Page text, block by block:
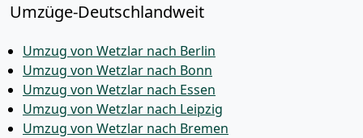
Umzüge-Deutschlandweit
Umzug von Wetzlar nach Berlin
Umzug von Wetzlar nach Bonn
Umzug von Wetzlar nach Essen
Umzug von Wetzlar nach Leipzig
Umzug von Wetzlar nach Bremen